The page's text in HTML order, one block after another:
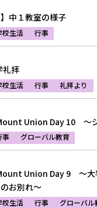
】中１教室の様子
校生活 行事
拝
校生活 行事 礼拝より
Union Day 10 ～
事 グローバル教育
Union Day 9 ～大
お別れ～
校生活 行事 グローバル